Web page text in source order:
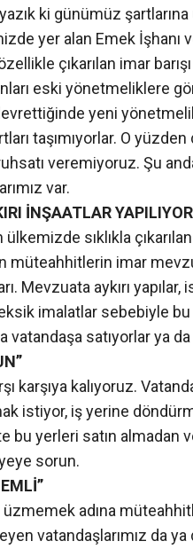
ki günümüz şartlarına
yer alan Emek İşhanı
çıkarılan imar
eski yönetmeliklere
yeni
taşımıyorlar. O
veremiyoruz. Şu
var.
İNŞAATLAR
sıklıkla
imar
Mevzuata aykırı
imalatlar sebebiyle bu
satıyorlar ya
karşıya kalıyoruz.
istiyor, iş yerine
bu yerleri satın
sorun.
adına
vatandaşlarımız da